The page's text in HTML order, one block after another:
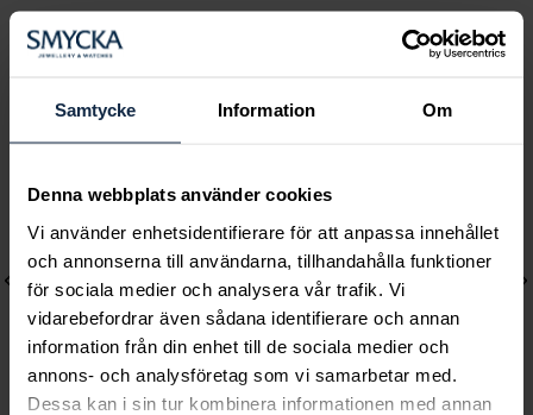
Samtycke Information Om
Denna webbplats använder cookies
Vi använder enhetsidentifierare för att anpassa innehållet
och annonserna till användarna, tillhandahålla funktioner
för sociala medier och analysera vår trafik. Vi
vidarebefordrar även sådana identifierare och annan
information från din enhet till de sociala medier och
annons- och analysföretag som vi samarbetar med.
Dessa kan i sin tur kombinera informationen med annan